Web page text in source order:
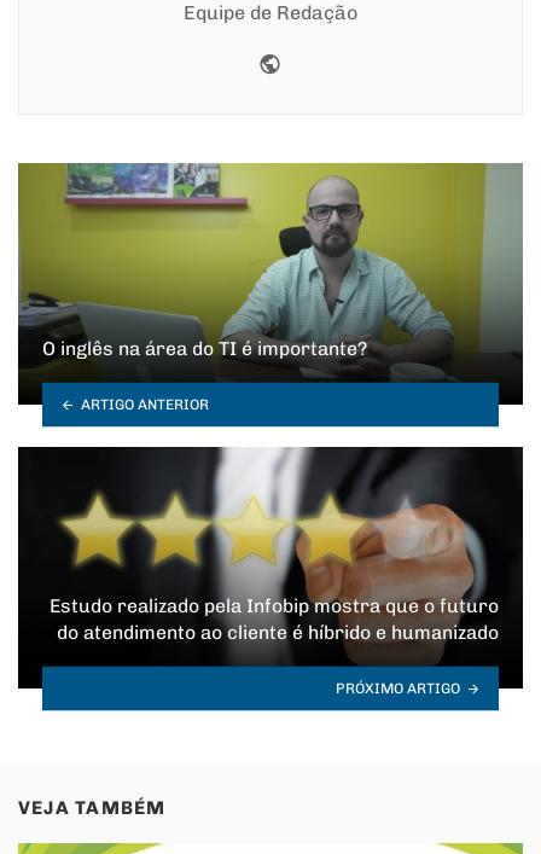
Equipe de Redação
O inglês na área do TI é importante?
ARTIGO ANTERIOR
Estudo realizado pela Infobip mostra que o futuro
do atendimento ao cliente é híbrido e humanizado
PRÓXIMO ARTIGO
VEJA TAMBÉM